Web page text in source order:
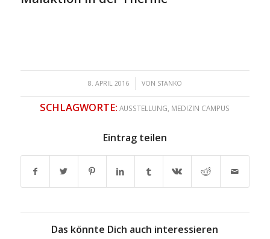
8. APRIL 2016
/ VON STANKO
SCHLAGWORTE: AUSSTELLUNG, MEDIZIN CAMPUS
Eintrag teilen
Das könnte Dich auch interessieren